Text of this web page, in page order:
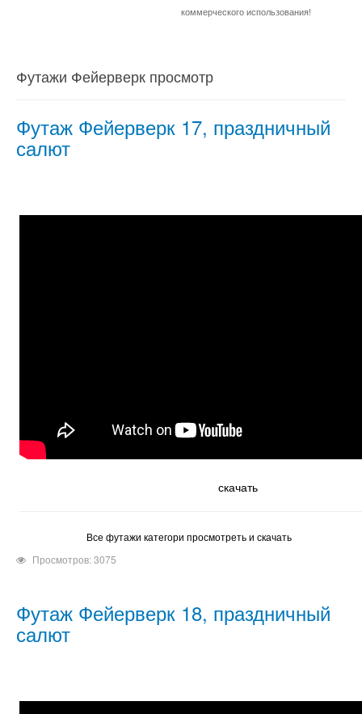
коммерческого использования!
Футажи Фейерверк просмотр
Футаж Фейерверк 17, праздничный
салют
скачать
Все футажи категори просмотреть и скачать
Просмотров: 3075
Футаж Фейерверк 18, праздничный
салют